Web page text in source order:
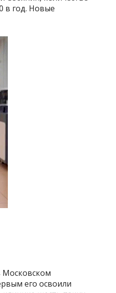
в год. Новые
Московском
его освоили